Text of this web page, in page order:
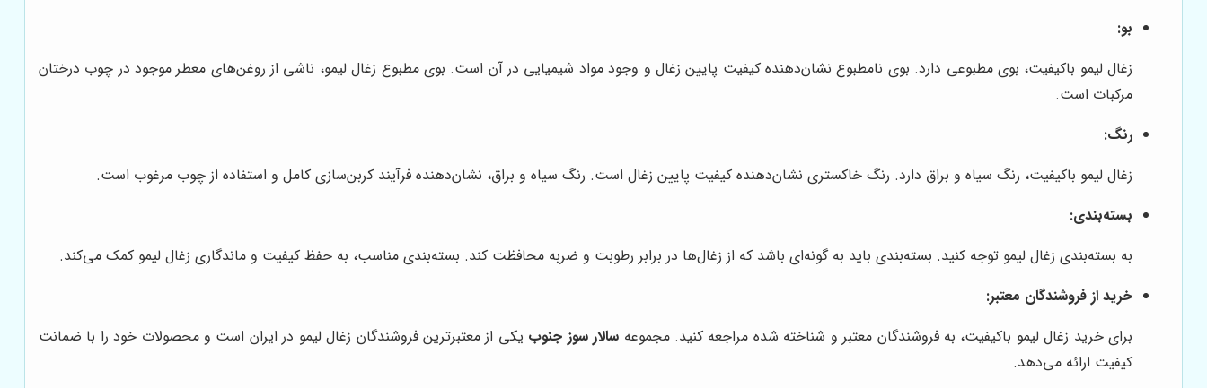
بو:
زغال لیمو باکیفیت، بوی مطبوعی دارد. بوی نامطبوع نشان‌دهنده کیفیت پایین زغال و وجود مواد شیمیایی در آن است. بوی مطبوع زغال لیمو، ناشی از روغن‌های معطر موجود در چوب درختان
مرکبات است.
رنگ:
زغال لیمو باکیفیت، رنگ سیاه و براق دارد. رنگ خاکستری نشان‌دهنده کیفیت پایین زغال است. رنگ سیاه و براق، نشان‌دهنده فرآیند کربن‌سازی کامل و استفاده از چوب مرغوب است.
بسته‌بندی:
به بسته‌بندی زغال لیمو توجه کنید. بسته‌بندی باید به گونه‌ای باشد که از زغال‌ها در برابر رطوبت و ضربه محافظت کند. بسته‌بندی مناسب، به حفظ کیفیت و ماندگاری زغال لیمو کمک می‌کند.
خرید از فروشندگان معتبر:
برای خرید زغال لیمو باکیفیت، به فروشندگان معتبر و شناخته شده مراجعه کنید. مجموعه سالار سوز جنوب یکی از معتبرترین فروشندگان زغال لیمو در ایران است و محصولات خود را با ضمانت
کیفیت ارائه می‌دهد.